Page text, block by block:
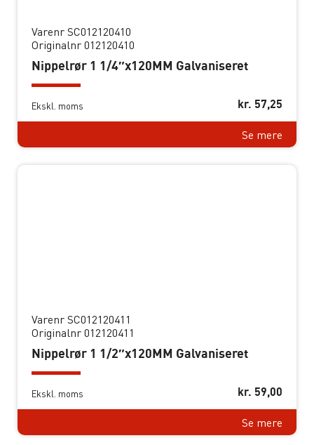
Varenr SC012120410
Originalnr 012120410
Nippelrør 1 1/4″x120MM Galvaniseret
Ekskl. moms kr. 57,25
Se mere
Varenr SC012120411
Originalnr 012120411
Nippelrør 1 1/2″x120MM Galvaniseret
Ekskl. moms kr. 59,00
Se mere